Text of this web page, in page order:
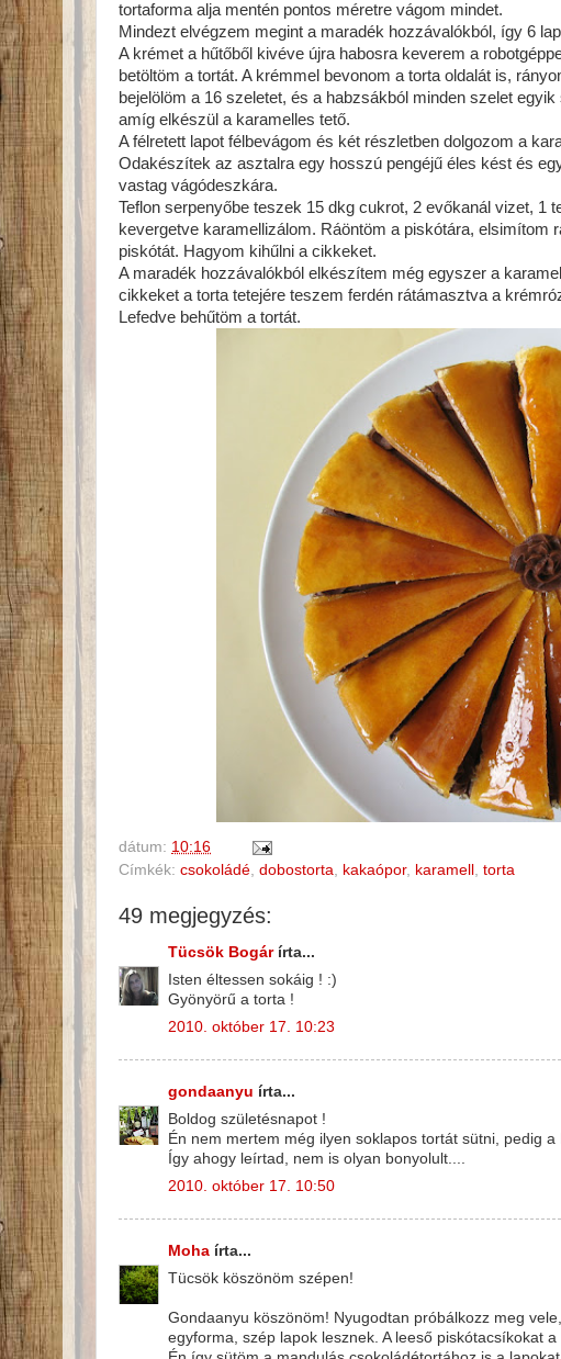
tortaforma alja mentén pontos méretre vágom mindet.
Mindezt elvégzem megint a maradék hozzávalókból, így 6
A krémet a hűtőből kivéve újra habosra keverem a
betöltöm a tortát. A krémmel bevonom a torta oldalát is,
bejelölöm a 16 szeletet, és a habzsákból minden szelet
amíg elkészül a karamelles tető.
A félretett lapot félbevágom és két részletben dolgozom a
Odakészítek az asztalra egy hosszú pengéjű éles kést és
vastag vágódeszkára.
Teflon serpenyőbe teszek 15 dkg cukrot, 2 evőkanál vizet, 1
kevergetve karamellizálom. Ráöntöm a piskótára,
piskótát. Hagyom kihűlni a cikkeket.
A maradék hozzávalókból elkészítem még egyszer a
cikkeket a torta tetejére teszem ferdén rátámasztva a
Lefedve behűtöm a tortát.
dátum: 10:16
Címkék: csokoládé dobostorta kakaópor, karamell torta
49 megjegyzés:
Tücsök Bogárírta...
Isten éltessen sokáig ! :)
Gyönyörű a torta !
2010. október 17. 10:23
gondaanyu írta...
Boldog születésnapot !
Én nem mertem még ilyen soklapos tortát sütni, pedig
Így ahogy leírtad, nem is olyan bonyolult....
2010. október 17. 10:50
Moha írta...
Tücsök köszönöm szépen!
Gondaanyu köszönöm! Nyugodtan próbálkozz meg
egyforma, szép lapok lesznek. A leeső piskótacsíkokat